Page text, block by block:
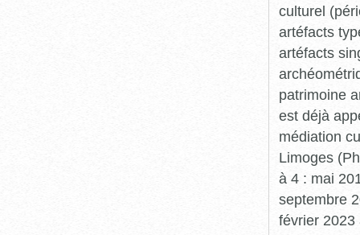
culturel
artéfacts
artéfacts
patrimoine
est déjà
médiation
Limoges
à 4 : mai
septembre
février 2023